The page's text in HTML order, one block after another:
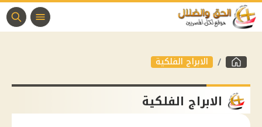
الابراج الفلكية
الابراج الفلكية